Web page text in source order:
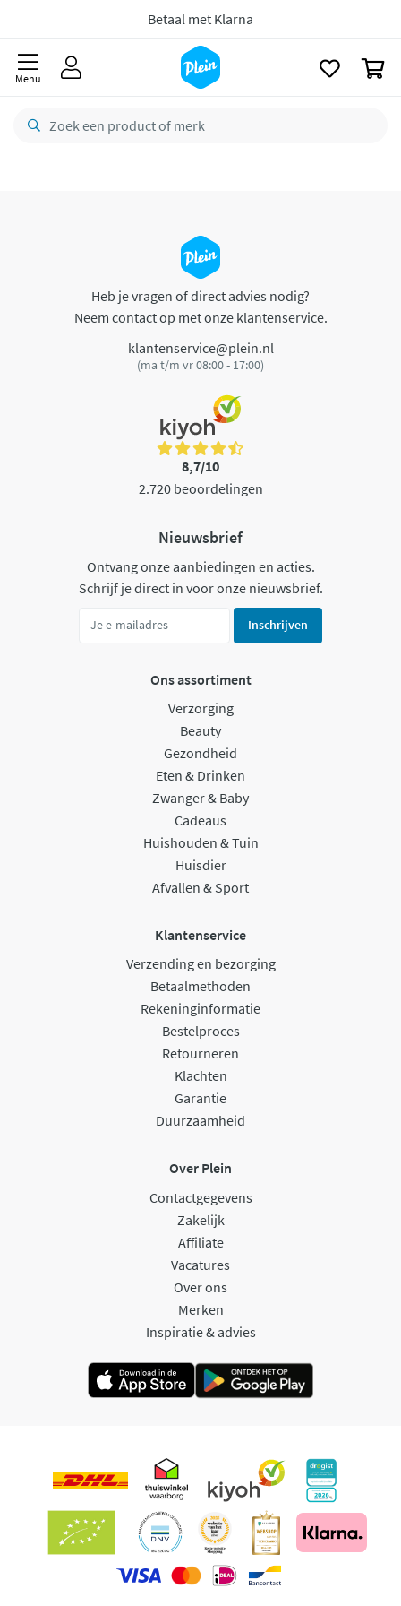
Betaal met Klarna
Menu
Heb je vragen of direct advies nodig?
Neem contact op met onze klantenservice.
klantenservice@plein.nl
(ma t/m vr 08:00 - 17:00)
8,7/10
2.720 beoordelingen
Nieuwsbrief
Ontvang onze aanbiedingen en acties.
Schrijf je direct in voor onze nieuwsbrief.
Inschrijven
Ons assortiment
Verzorging
Beauty
Gezondheid
Eten & Drinken
Zwanger & Baby
Cadeaus
Huishouden & Tuin
Huisdier
Afvallen & Sport
Klantenservice
Verzending en bezorging
Betaalmethoden
Rekeninginformatie
Bestelproces
Retourneren
Klachten
Garantie
Duurzaamheid
Over Plein
Contactgegevens
Zakelijk
Affiliate
Vacatures
Over ons
Merken
Inspiratie & advies